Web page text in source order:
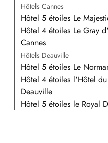
Hôtels Cannes
Hôtel 5 étoiles Le
Hôtel 4 étoiles Le Gray
Cannes
Hôtels Deauville
Hôtel 5 étoiles Le
Hôtel 4 étoiles l'Hôtel
Deauville
Hôtel 5 étoiles le Royal